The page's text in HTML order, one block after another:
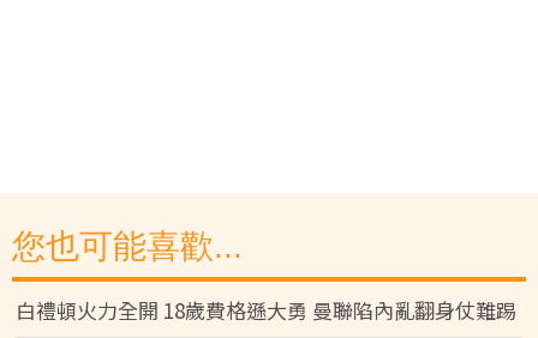
您也可能喜歡...
白禮頓火力全開 18歲費格遜大勇 曼聯陷內亂翻身仗難踢